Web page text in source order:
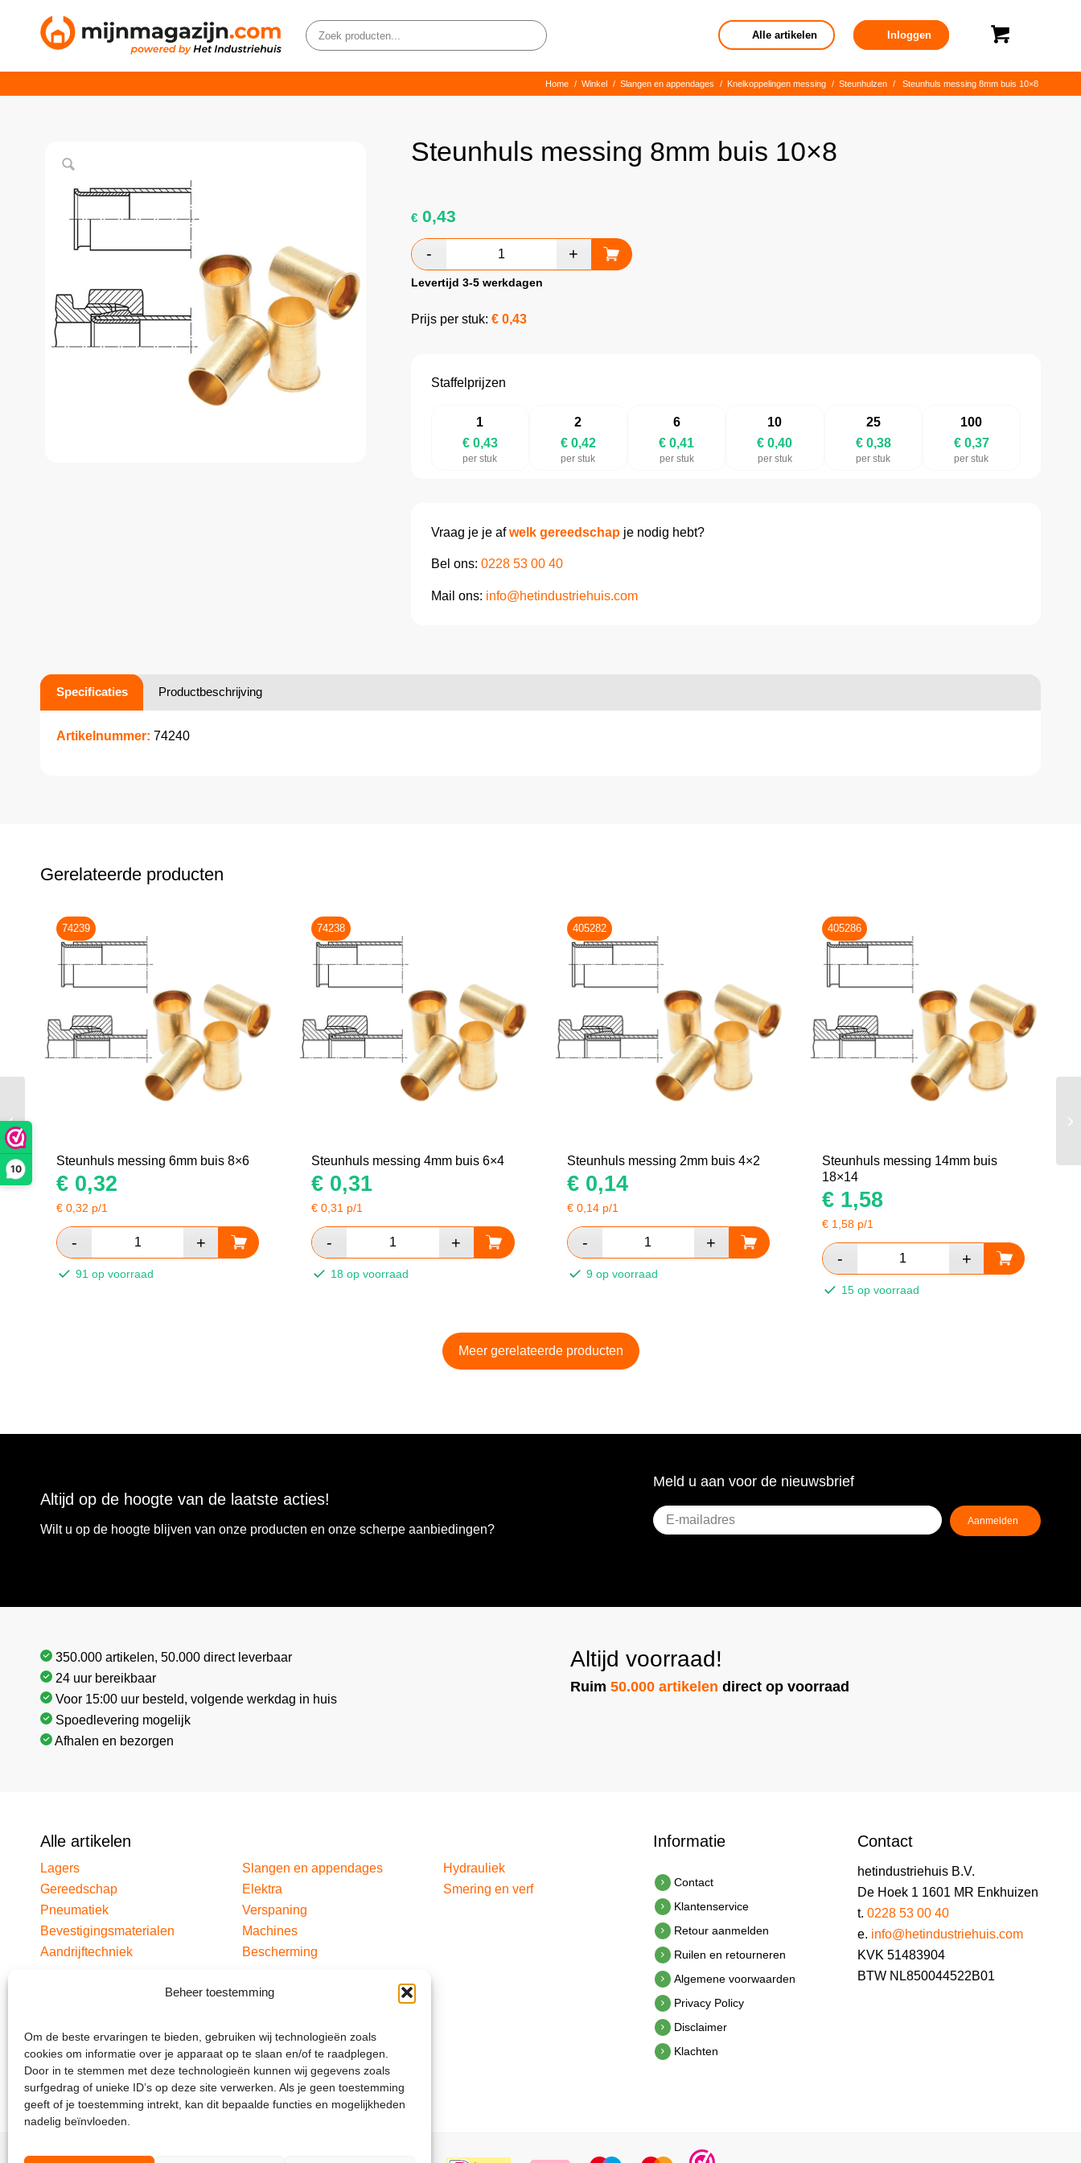
10
Beheer toestemming
Om de beste ervaringen te bieden, gebruiken wij technologieën zoals
cookies om informatie over je apparaat op te slaan en/of te raadplegen.
Door in te stemmen met deze technologieën kunnen wij gegevens zoals
surfgedrag of unieke ID’s op deze site verwerken. Als je geen toestemming
geeft of je toestemming intrekt, kan dit bepaalde functies en mogelijkheden
nadelig beïnvloeden.
Alle artikelen Inloggen
Home / Winkel / Slangen en appendages / Knelkoppelingen messing / Steunhulzen / Steunhuls messing 8mm buis 10×8
Steunhuls messing 8mm buis 10×8
€0,43
Levertijd 3-5 werkdagen
Prijs per stuk: € 0,43
Staffelprijzen
1
€ 0,43
per stuk
2
€ 0,42
per stuk
6
€ 0,41
per stuk
10
€ 0,40
per stuk
25
€ 0,38
per stuk
100
€ 0,37
per stuk
Vraag je je afwelk gereedschapje nodig hebt?
Bel ons: 0228 53 00 40
Mail ons: info@hetindustriehuis.com
Specificaties Productbeschrijving
Artikelnummer: 74240
Gerelateerde producten
74239
Steunhuls messing 6mm buis 8×6
€ 0,32
€ 0,32 p/1
91 op voorraad
74238
Steunhuls messing 4mm buis 6×4
€ 0,31
€0,31 p/1
18 op voorraad
405282
Steunhuls messing 2mm buis 4×2
€0,14
€ 0,14p/1
9 op voorraad
405286
Steunhuls messing 14mm buis
18×14
€1,58
€ 1,58p/1
15 op voorraad
Meer gerelateerde producten
Altijd op de hoogte van de laatste acties!
Wilt u op de hoogte blijven van onze producten en onze scherpe aanbiedingen?
Meld u aan voor de nieuwsbrief
E-
mailadres
350.000 artikelen, 50.000 direct leverbaar
24 uur bereikbaar
Voor 15:00 uur besteld, volgende werkdag in huis
Spoedlevering mogelijk
Afhalen en bezorgen
Altijd voorraad!
Ruim50.000 artikelen direct op voorraad
Alle artikelen
Lagers
Gereedschap
Pneumatiek
Bevestigingsmaterialen
Aandrijftechniek
Slangen en appendages
Elektra
Verspaning
Machines
Bescherming
Hydrauliek
Smering en verf
Informatie
Contact
Klantenservice
Retour aanmelden
Ruilen en retourneren
Algemene voorwaarden
Privacy Policy
Disclaimer
Klachten
Contact
hetindustriehuis B.V.
De Hoek 1 1601 MR Enkhuizen
t. 0228 53 00 40
e. info@hetindustriehuis.com
KVK 51483904
BTW NL850044522B01
6mm buis 8×6